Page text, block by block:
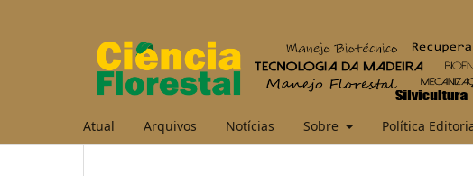
Atual Arquivos Notícias Sobre Política